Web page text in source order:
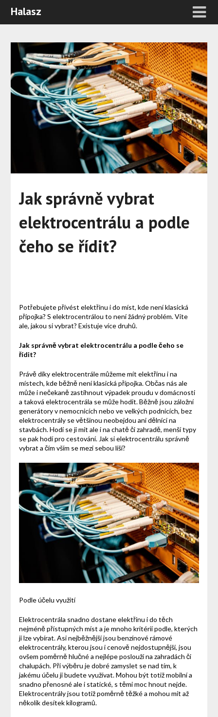
Halasz
Jak správně vybrat
elektrocentrálu a podle
čeho se řídit?
Potřebujete přivést elektřinu i do míst, kde není klasická
přípojka? S elektrocentrálou to není žádný problém. Víte
ale, jakou si vybrat? Existuje více druhů.
Jak správně vybrat elektrocentrálu a podle čeho se
řídit?
Právě díky elektrocentrále můžeme mít elektřinu i na
místech, kde běžně není klasická přípojka. Občas nás ale
může i nečekaně zastihnout výpadek proudu v domácnosti
a taková elektrocentrála se může hodit. Běžně jsou záložní
generátory v nemocnicích nebo ve velkých podnicích, bez
elektrocentrály se většinou neobejdou ani dělníci na
stavbách. Hodí se ji mít ale i na chatě či zahradě, menší typy
se pak hodí pro cestování. Jak si elektrocentrálu správně
vybrat a čím vším se mezi sebou liší?
Podle účelu využití
Elektrocentrála snadno dostane elektřinu i do těch
nejméně přístupných míst a je mnoho kritérií podle, kterých
ji lze vybírat. Asi nejběžnější jsou benzínové rámové
elektrocentrály, kterou jsou i cenově nejdostupnější, jsou
ovšem poměrně hlučné a nejlépe poslouží na zahradách či
chalupách. Při výběru je dobré zamyslet se nad tím, k
jakému účelu ji budete využívat. Mohou být totiž mobilní a
snadno přenosné ale i statické, s těmi moc hnout nejde.
Elektrocentrály jsou totiž poměrně těžké a mohou mít až
několik desítek kilogramů.